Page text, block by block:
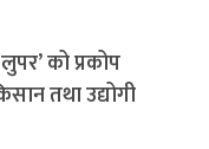
को प्रकोप
तथा उद्योगी